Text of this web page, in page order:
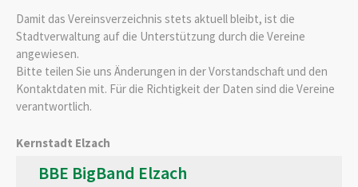
Damit das Vereinsverzeichnis stets aktuell bleibt, ist die
Stadtverwaltung auf die Unterstützung durch die Vereine
angewiesen.
Bitte teilen Sie uns Änderungen in der Vorstandschaft und den
Kontaktdaten mit. Für die Richtigkeit der Daten sind die Vereine
verantwortlich.
Kernstadt Elzach
BBE BigBand Elzach